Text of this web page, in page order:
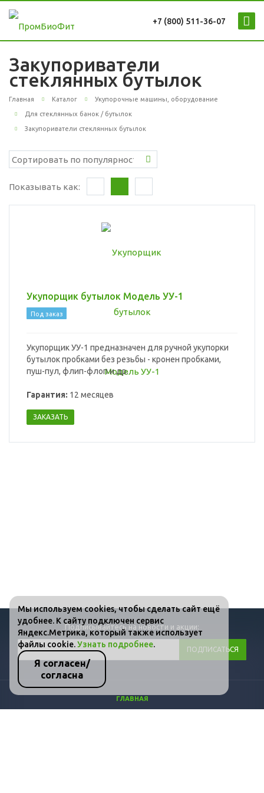
+7 (800) 511-36-07
Закупориватели
стеклянных бутылок
Главная Каталог Укупорочные машины, оборудование
Для стеклянных банок / бутылок
Закупориватели стеклянных бутылок
Показывать как:
Укупорщик бутылок Модель УУ-1
Под заказ
Укупорщик УУ-1 предназначен для ручной укупорки
бутылок пробками без резьбы - кронен пробками,
пуш-пул, флип-флоп и др.
Гарантия: 12 месяцев
ЗАКАЗАТЬ
Подписывайтесь на новости и акции:
ГЛАВНАЯ
Мы используем cookies, чтобы сделать сайт ещё
удобнее. К сайту подключен сервис
Яндекс.Метрика, который также использует
файлы cookie.Узнать подробнее.
Я согласен/
согласна